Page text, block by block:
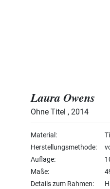
Laura Owens
Ohne Titel , 2014
Material
Herstellungsmethode
Auflage
Maße
Details zum Rahmen